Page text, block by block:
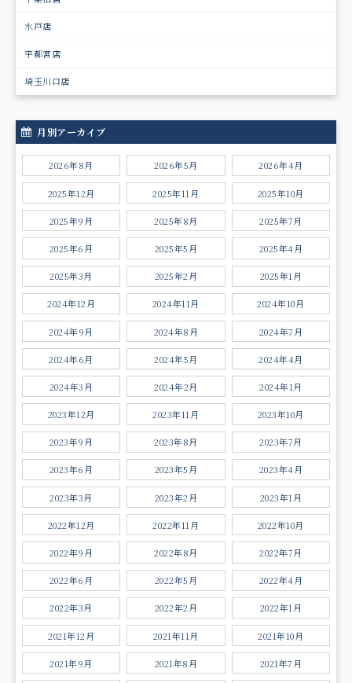
水戸店
宇都宮店
埼玉川口店
月別アーカイブ
2026年8月 2026年5月 2026年4月
2025年12月 2025年11月 2025年10月
2025年9月 2025年8月 2025年7月
2025年6月 2025年5月 2025年4月
2025年3月 2025年2月 2025年1月
2024年12月 2024年11月 2024年10月
2024年9月 2024年8月 2024年7月
2024年6月 2024年5月 2024年4月
2024年3月 2024年2月 2024年1月
2023年12月 2023年11月 2023年10月
2023年9月 2023年8月 2023年7月
2023年6月 2023年5月 2023年4月
2023年3月 2023年2月 2023年1月
2022年12月 2022年11月 2022年10月
2022年9月 2022年8月 2022年7月
2022年6月 2022年5月 2022年4月
2022年3月 2022年2月 2022年1月
2021年12月 2021年11月 2021年10月
2021年9月 2021年8月 2021年7月